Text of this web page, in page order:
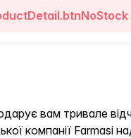
вам тривале
компанії Farmasi